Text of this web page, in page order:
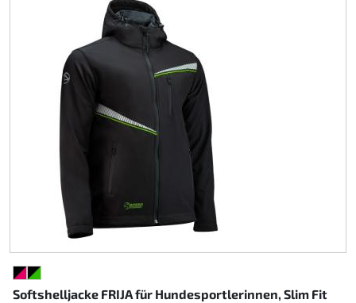
Softshelljacke FRIJA für Hundesportlerinnen, Slim Fit
SCHWARZ/PINK
SCHWARZ/GRÜN